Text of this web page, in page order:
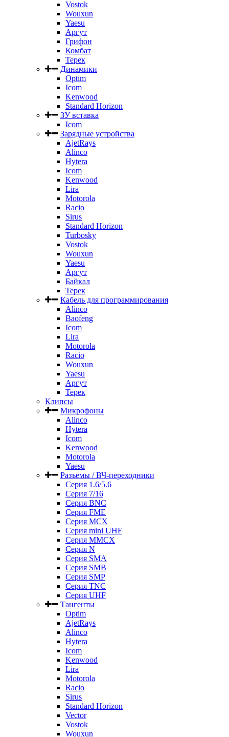
Vostok
Wouxun
Yaesu
Аргут
Грифон
Комбат
Терек
Динамики
Optim
Icom
Kenwood
Standard Horizon
ЗУ вставка
Icom
Зарядные устройства
AjetRays
Alinco
Hytera
Icom
Kenwood
Lira
Motorola
Racio
Sirus
Standard Horizon
Turbosky
Vostok
Wouxun
Yaesu
Аргут
Байкал
Терек
Кабель для программирования
Alinco
Baofeng
Icom
Lira
Motorola
Racio
Wouxun
Yaesu
Аргут
Терек
Клипсы
Микрофоны
Alinco
Hytera
Icom
Kenwood
Motorola
Yaesu
Разъемы / ВЧ-переходники
Серия 1.6/5.6
Серия 7/16
Серия BNC
Серия FME
Серия MCX
Серия mini UHF
Серия MMCX
Серия N
Серия SMA
Серия SMB
Серия SMP
Серия TNC
Серия UHF
Тангенты
Optim
AjetRays
Alinco
Hytera
Icom
Kenwood
Lira
Motorola
Racio
Sirus
Standard Horizon
Vector
Vostok
Wouxun